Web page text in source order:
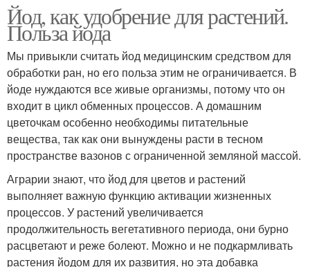
Йод, как удобрение для растений.
Польза йода
Мы привыкли считать йод медицинским средством для
обработки ран, но его польза этим не ограничивается. В
йоде нуждаются все живые организмы, потому что он
входит в цикл обменных процессов. А домашним
цветочкам особенно необходимы питательные
вещества, так как они вынуждены расти в тесном
пространстве вазонов с ограниченной земляной массой.
Аграрии знают, что йод для цветов и растений
выполняет важную функцию активации жизненных
процессов. У растений увеличивается
продолжительность вегетативного периода, они бурно
расцветают и реже болеют. Можно и не подкармливать
растения йодом для их развития, но эта добавка